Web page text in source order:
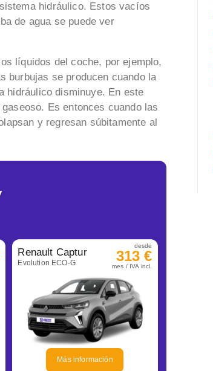
hidráulico. Estos vacíos
de agua se puede ver
líquidos del coche, por ejemplo,
burbujas se producen cuando la
hidráulico disminuye. En este
Es entonces cuando las
y regresan súbitamente al
Renault Captur
Evolution ECO-G
desde
313 €
mes / IVA incl.
Más información